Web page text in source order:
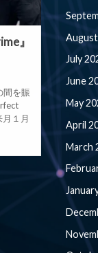
』
間を賑
１月
July
June
May
April
March